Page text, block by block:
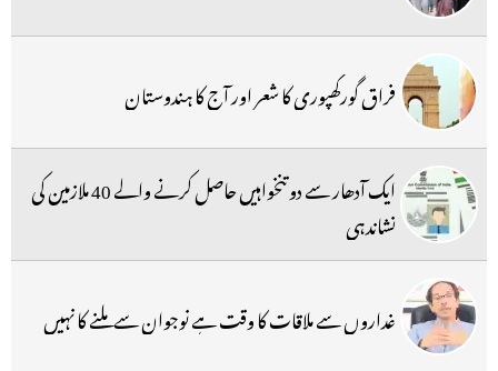
فراق گورکھپوری کا شعر اور آج کا ہندوستان
ایک آدھار سے دو تنخواہیں حاصل کرنے والے 40 ملازمین کی
نشاندہی
غداروں سے ملاقات کا وقت ہے نوجوان سے ملنے کا نہیں